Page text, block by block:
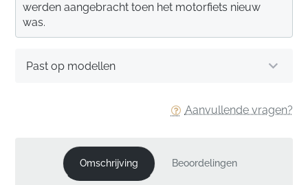
Aanvullende vragen?
Past op modellen
werden aangebracht toen het motorfiets nieuw
was.
Omschrijving Beoordelingen